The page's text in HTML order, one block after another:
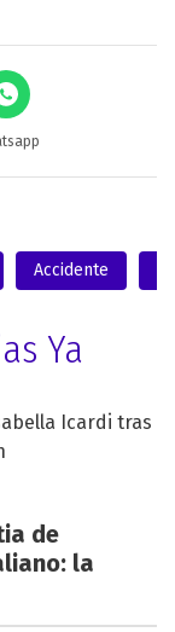
Accidente
Ya
de
la